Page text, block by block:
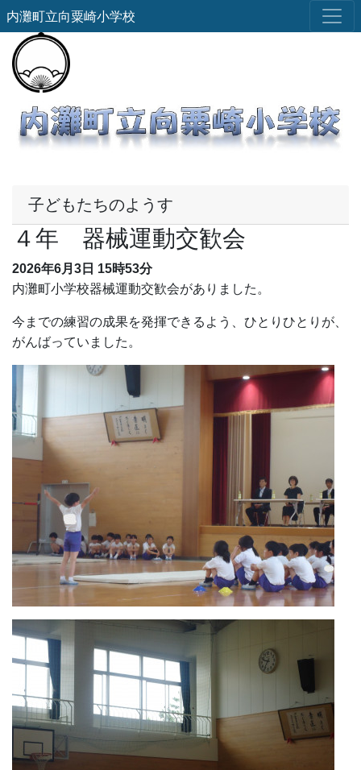
内灘町立向粟崎小学校
子どもたちのようす
４年 器械運動交歓会
2026年6月3日 15時53分
内灘町小学校器械運動交歓会がありました。
今までの練習の成果を発揮できるよう、ひとりひとりが、
がんばっていました。